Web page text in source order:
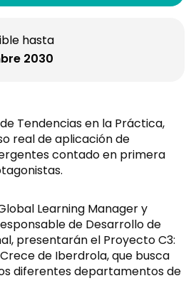
hasta
2030
Tendencias en la Práctica,
real de aplicación de
contado en primera
Learning Manager y
de Desarrollo de
presentarán el Proyecto C3:
de Iberdrola, que busca
diferentes departamentos de